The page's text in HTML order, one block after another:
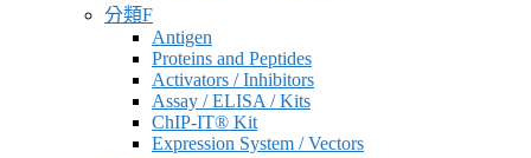
分類F
Antigen
Proteins and Peptides
Activators / Inhibitors
Assay / ELISA / Kits
ChIP-IT® Kit
Expression System / Vectors